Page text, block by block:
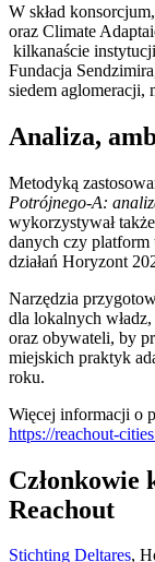
W skład
oraz Climate
kilkanaście
Fundacja
siedem aglomeracji,
Analiza,
Metodyką
Potrójnego-A:
wykorzystywał
danych czy platform
działań Horyzont
Narzędzia
dla lokalnych
oraz obywateli, by
miejskich praktyk
roku.
Więcej informacji o
https://reachout-
Reachout
Stichting Deltares,